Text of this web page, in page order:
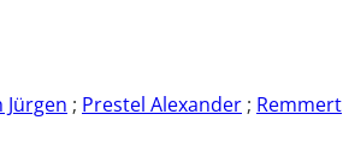
Jürgen ; Prestel Alexander ; Remmert